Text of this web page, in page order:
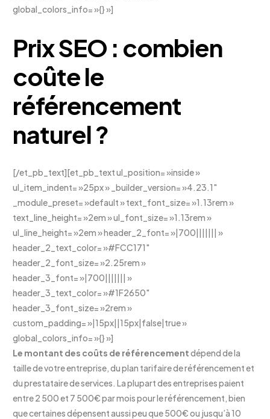
global_colors_info= »{} »]
Prix SEO : combien
coûte le
référencement
naturel ?
[/et_pb_text][et_pb_text ul_position= »inside »
ul_item_indent= »25px » _builder_version= »4.23.1″
_module_preset= »default » text_font_size= »1.13rem »
text_line_height= »2em » ul_font_size= »1.13rem »
ul_line_height= »2em » header_2_font= »|700||||||| »
header_2_text_color= »#FCC171″
header_2_font_size= »2.25rem »
header_3_font= »|700||||||| »
header_3_text_color= »#1F2650″
header_3_font_size= »2rem »
custom_padding= »|15px||15px|false|true »
global_colors_info= »{} »]
Le montant des coûts de référencementdépend de la
taille de votre entreprise, du plan tarifaire de référencement et
du prestataire de services. La plupart des entreprises paient
entre 2 500 et 7 500€ par mois pour le référencement, bien
que certaines dépensent aussi peu que 500€ ou jusqu’à 10